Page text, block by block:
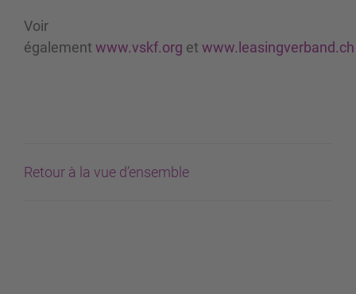
Voir
également www.vskf.org et www.leasingverband.ch
Retour à la vue d’ensemble